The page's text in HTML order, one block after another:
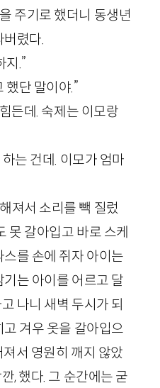
주기로 했더니 동생년
버렸다.
지.”
했단 말이야.”
든데. 숙제는 이모랑
는 건데. 이모가 엄마
져서 소리를 빽 질렀
못 갈아입고 바로 스케
를 손에 쥐자 아이는
는 아이를 어르고 달
나니 새벽 두시가 되
겨우 옷을 갈아입으
서 영원히 깨지 않았
, 했다. 그 순간에는 굳